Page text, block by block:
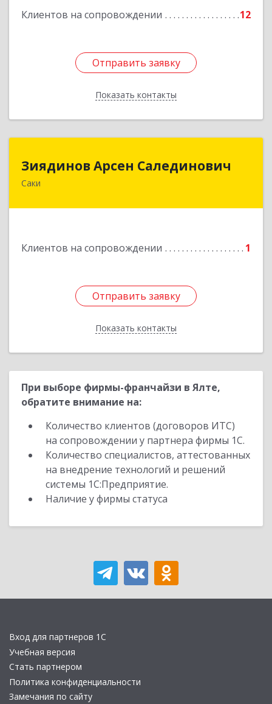
Клиентов на сопровождении 12
Отправить заявку
Показать контакты
Отправить заявку
Назад
Зиядинов Арсен Салединович
Саки
Клиентов на сопровождении 1
Отправить заявку
Показать контакты
Отправить заявку
Назад
При выборе фирмы-франчайзи в Ялте,
обратите внимание на:
Количество клиентов (договоров ИТС)
на сопровождении у партнера фирмы 1С.
Количество специалистов, аттестованных
на внедрение технологий и решений
системы 1С:Предприятие.
Наличие у фирмы статуса
Вход для партнеров 1С
Учебная версия
Стать партнером
Политика конфиденциальности
Замечания по сайту